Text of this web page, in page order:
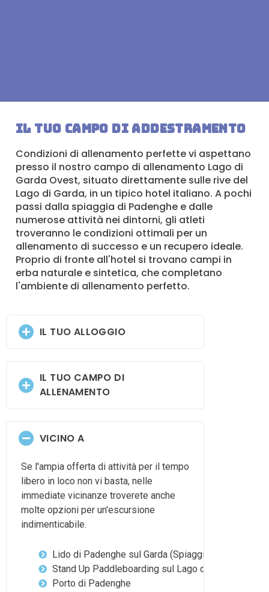
Il tuo campo di addestramento
Condizioni di allenamento perfette vi aspettano
presso il nostro campo di allenamento Lago di
Garda Ovest, situato direttamente sulle rive del
Lago di Garda, in un tipico hotel italiano. A pochi
passi dalla spiaggia di Padenghe e dalle
numerose attività nei dintorni, gli atleti
troveranno le condizioni ottimali per un
allenamento di successo e un recupero ideale.
Proprio di fronte all'hotel si trovano campi in
erba naturale e sintetica, che completano
l'ambiente di allenamento perfetto.
IL TUO ALLOGGIO
IL TUO CAMPO DI
ALLENAMENTO
VICINO A
Se l'ampia offerta di attività per il tempo
libero in loco non vi basta, nelle
immediate vicinanze troverete anche
molte opzioni per un'escursione
indimenticabile.
Lido di Padenghe sul Garda (Spiaggia)
Stand Up Paddleboarding sul Lago di Garda
Porto di Padenghe